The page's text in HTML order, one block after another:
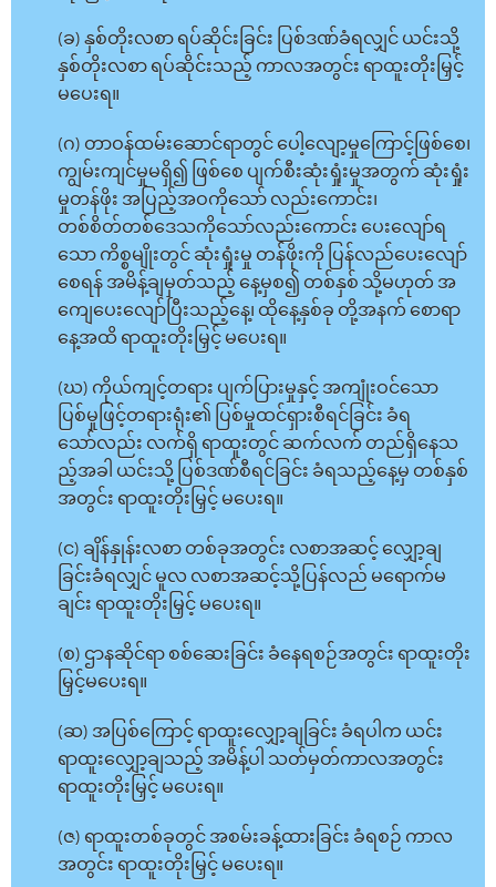
(ခ) နှစ်တိုးလစာ ရပ်ဆိုင်းခြင်း ပြစ်ဒဏ်ခံရလျှင် ယင်းသို့
နှစ်တိုးလစာ ရပ်ဆိုင်းသည့် ကာလအတွင်း ရာထူးတိုးမြှင့်
မပေးရ။
(ဂ) တာဝန်ထမ်းဆောင်ရာတွင် ပေါ့လျော့မှုကြောင့်ဖြစ်စေ၊
ကျွမ်းကျင်မှုမရှိ၍ ဖြစ်စေ ပျက်စီးဆုံးရှုံးမှုအတွက် ဆုံးရှုံး
မှုတန်ဖိုး အပြည့်အဝကိုသော် လည်းကောင်း၊
တစ်စိတ်တစ်ဒေသကိုသော်လည်းကောင်း ပေးလျော်ရ
သော ကိစ္စမျိုးတွင် ဆုံးရှုံးမှု တန်ဖိုးကို ပြန်လည်ပေးလျော်
စေရန် အမိန့်ချမှတ်သည့် နေ့မှစ၍ တစ်နှစ် သို့မဟုတ် အ
ကျေပေးလျော်ပြီးသည့်နေ့၊ ထိုနေ့နှစ်ခု တို့အနက် စောရာ
နေ့အထိ ရာထူးတိုးမြှင့် မပေးရ။
(ဃ) ကိုယ်ကျင့်တရား ပျက်ပြားမှုနှင့် အကျုံးဝင်သော
ပြစ်မှုဖြင့်တရားရုံး၏ ပြစ်မှုထင်ရှားစီရင်ခြင်း ခံရ
သော်လည်း လက်ရှိ ရာထူးတွင် ဆက်လက် တည်ရှိနေသ
ည့်အခါ ယင်းသို့ ပြစ်ဒဏ်စီရင်ခြင်း ခံရသည့်နေ့မှ တစ်နှစ်
အတွင်း ရာထူးတိုးမြှင့် မပေးရ။
(င) ချိန်နှုန်းလစာ တစ်ခုအတွင်း လစာအဆင့် လျှော့ချ
ခြင်းခံရလျှင် မူလ လစာအဆင့်သို့ပြန်လည် မရောက်မ
ချင်း ရာထူးတိုးမြှင့် မပေးရ။
(စ) ဌာနဆိုင်ရာ စစ်ဆေးခြင်း ခံနေရစဉ်အတွင်း ရာထူးတိုး
မြှင့်မပေးရ။
(ဆ) အပြစ်ကြောင့် ရာထူးလျှော့ချခြင်း ခံရပါက ယင်း
ရာထူးလျှော့ချသည့် အမိန့်ပါ သတ်မှတ်ကာလအတွင်း
ရာထူးတိုးမြှင့် မပေးရ။
(ဇ) ရာထူးတစ်ခုတွင် အစမ်းခန့်ထားခြင်း ခံရစဉ် ကာလ
အတွင်း ရာထူးတိုးမြှင့် မပေးရ။